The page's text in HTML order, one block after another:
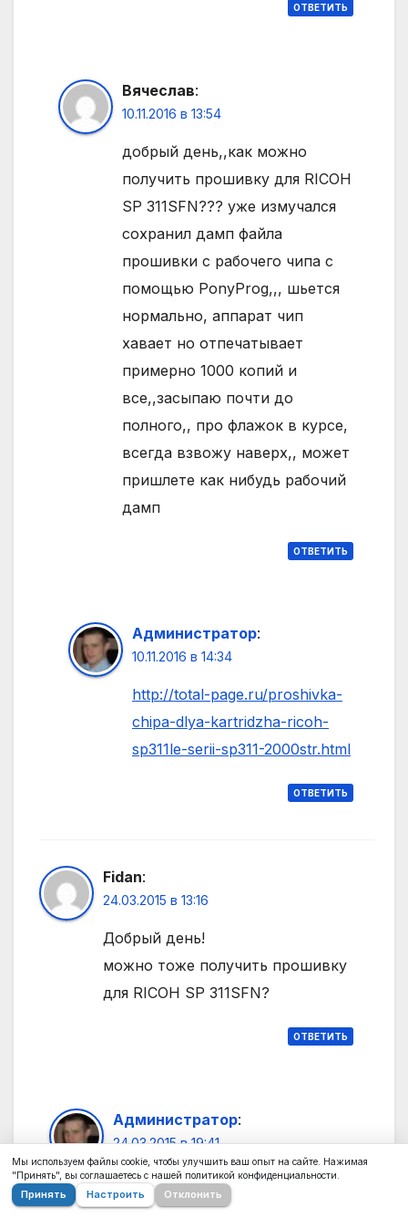
ОТВЕТИТЬ
Вячеслав:
10.11.2016 в 13:54
добрый день,,как можно
получить прошивку для RICOH
SP 311SFN??? уже измучался
сохранил дамп файла
прошивки с рабочего чипа c
помощью PonyProg,,, шьется
нормально, аппарат чип
хавает но отпечатывает
примерно 1000 копий и
все,,засыпаю почти до
полного,, про флажок в курсе,
всегда взвожу наверх,, может
пришлете как нибудь рабочий
дамп
ОТВЕТИТЬ
Администратор:
10.11.2016 в 14:34
http://total-page.ru/proshivka-
chipa-dlya-kartridzha-ricoh-
sp311le-serii-sp311-2000str.html
ОТВЕТИТЬ
Fidan:
24.03.2015 в 13:16
Добрый день!
можно тоже получить прошивку
для RICOH SP 311SFN?
ОТВЕТИТЬ
Администратор:
24.03.2015 в 19:41
Написал на почту
Мы используем файлы cookie, чтобы улучшить ваш опыт на сайте. Нажимая
"Принять", вы соглашаетесь с нашей политикой конфиденциальности.
Принять Настроить Отклонить